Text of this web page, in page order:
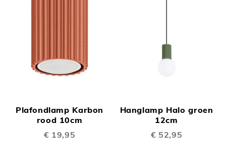
Plafondlamp Karbon
rood 10cm
€ 19,95
Hanglamp Halo groen
12cm
€ 52,95